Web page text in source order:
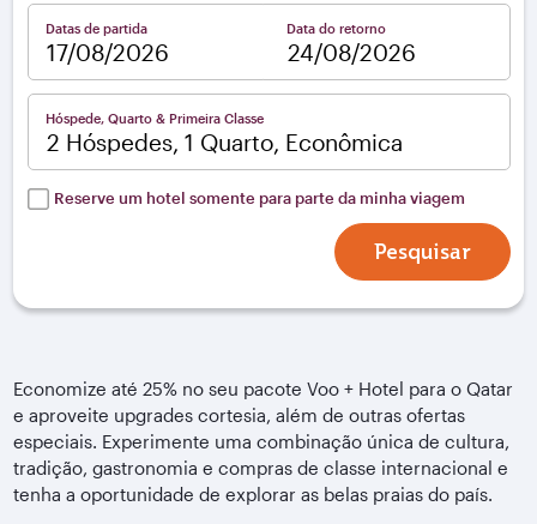
Datas de partida Data do retorno
Hóspede, Quarto & Primeira Classe
2 Hóspedes, 1 Quarto, Econômica
Reserve um hotel somente para parte da minha viagem
Pesquisar
Economize até 25% no seu pacote Voo + Hotel para o Qatar
e aproveite upgrades cortesia, além de outras ofertas
especiais. Experimente uma combinação única de cultura,
tradição, gastronomia e compras de classe internacional e
tenha a oportunidade de explorar as belas praias do país.